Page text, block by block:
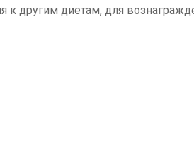
к другим диетам, для